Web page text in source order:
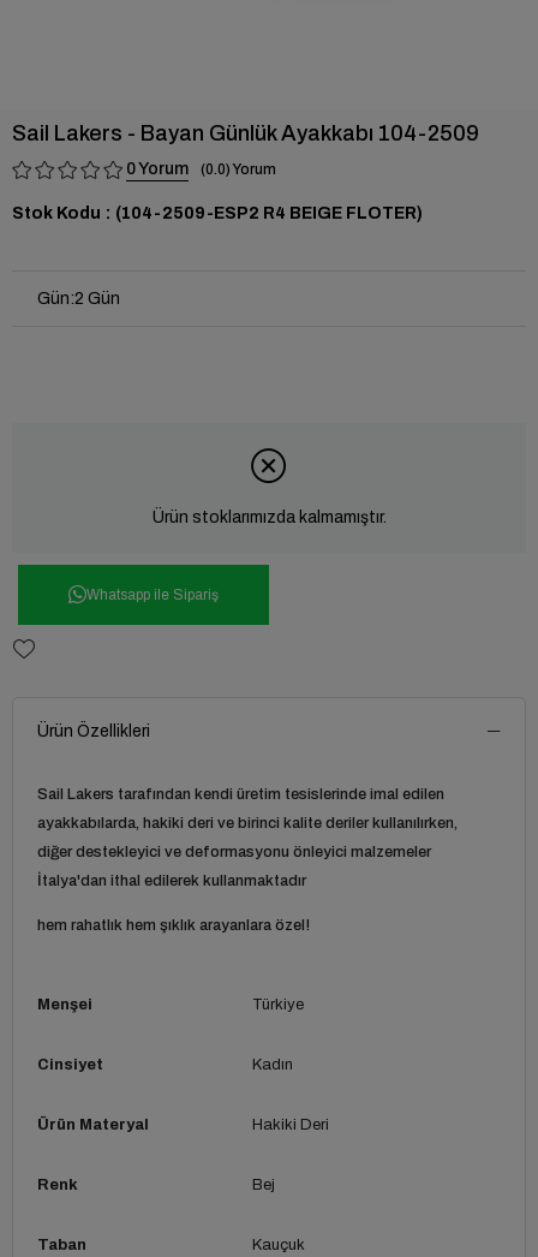
Sail Lakers - Bayan Günlük Ayakkabı 104-2509
0 0.0
Stok Kodu (104-2509-ESP2 R4 BEIGE FLOTER)
Gün:2 Gün
Ürün stoklarımızda kalmamıştır.
Whatsapp ile Sipariş
Ürün Özellikleri
Sail Lakers tarafından kendi üretim tesislerinde imal edilen
ayakkabılarda, hakiki deri ve birinci kalite deriler kullanılırken,
diğer destekleyici ve deformasyonu önleyici malzemeler
İtalya'dan ithal edilerek kullanmaktadır
hem rahatlık hem şıklık arayanlara özel!
Menşei Türkiye
Cinsiyet Kadın
Ürün Materyal Hakiki Deri
Renk Bej
Taban Kauçuk